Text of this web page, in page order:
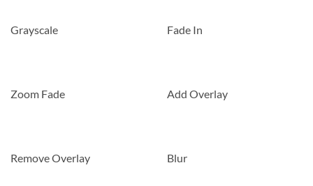
Grayscale Fade In
Zoom Fade Add Overlay
Remove Overlay Blur